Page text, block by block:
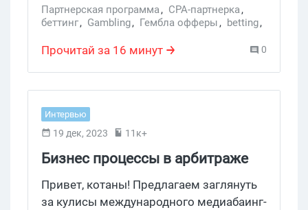
витриной свежих локальных брендов на
Бразилию и 15-летней экспертизой в
affiliate marketing.
Партнерская программа, CPA-партнерка,
беттинг, Gambling, Гембла офферы, betting,
Прочитай за 16 минут 0
Интервью
19 дек, 2023 11к+
Бизнес процессы в арбитраже
для роста медиабай команды.
Интервью с Алексеем
Привет, котаны! Предлагаем заглянуть
за кулисы международного медиабаинг-